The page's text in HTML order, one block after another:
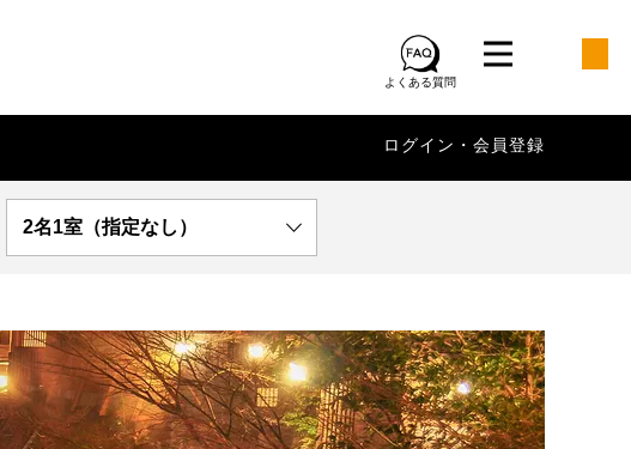
よくある質問
ログイン・会員登録
2名1室（指定なし）